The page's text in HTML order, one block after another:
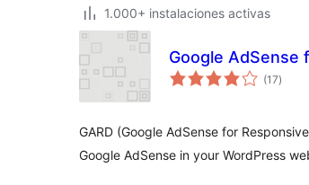
1.000+ instalaciones activas
Google AdSense
(17en
)
GARD (Google AdSense for
Google AdSense in your WordPress